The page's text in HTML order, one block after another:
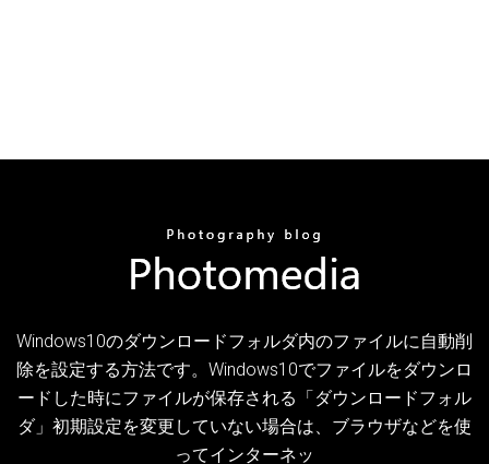
Windows10のダウンロードフォルダ内のファイルに自動削
除を設定する方法です。Windows10でファイルをダウンロ
ードした時にファイルが保存される「ダウンロードフォル
ダ」初期設定を変更していない場合は、ブラウザなどを使
ってインターネッ